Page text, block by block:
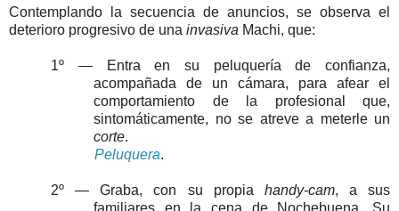
Contemplando la secuencia de anuncios, se observa el
deterioro progresivo de una invasiva Machi, que:
1º — Entra en su peluquería de confianza,
acompañada de un cámara, para afear el
comportamiento de la profesional que,
sintomáticamente, no se atreve a meterle un
corte.
Peluquera.
2º — Graba, con su propia handy-cam, a sus